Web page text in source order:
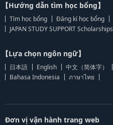
【Hướng dẫn tìm học bổng】
Tìm học bổng
Đăng kí học bổng
JAPAN STUDY SUPPORT Scholarships
【Lựa chọn ngôn ngữ】
日本語 English 中文（简体字）
Bahasa Indonesia
ภาษาไทย
Đơn vị vận hành trang web